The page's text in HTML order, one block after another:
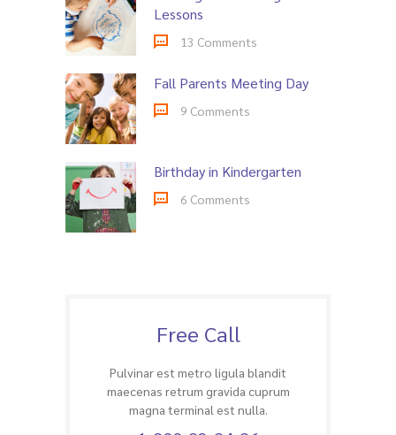
Lessons
13 Comments
Fall Parents Meeting Day
9 Comments
Birthday in Kindergarten
6 Comments
Free Call
Pulvinar est metro ligula blandit
maecenas retrum gravida cuprum
magna terminal est nulla.